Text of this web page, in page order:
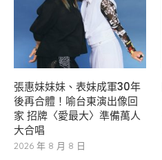
張惠妹妹妹、表妹成軍30年
後再合體！喻台東演出像回
家 招牌〈愛最大〉準備萬人
大合唱
2026 年 8 月 8 日